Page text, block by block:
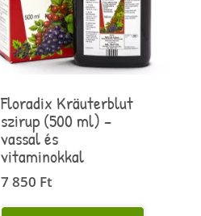
Floradix Kräuterblut
szirup (500 ml) –
vassal és
vitaminokkal
7 850 Ft